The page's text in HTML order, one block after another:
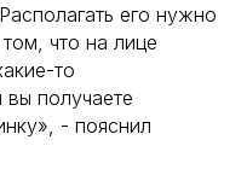
его нужно
что на лице
то
получаете
- пояснил